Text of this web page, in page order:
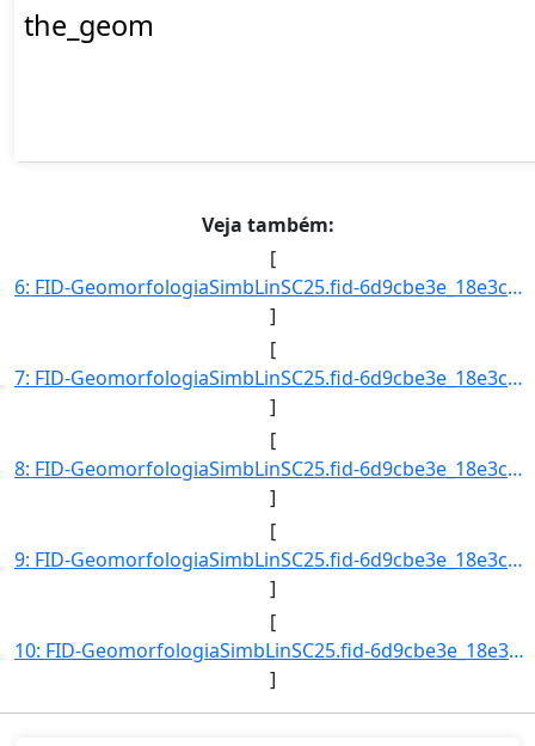
the_geom
Veja também:
[
6: FID-GeomorfologiaSimbLinSC25.fid-6d9cbe3e_18e3cb6078c_-6bea-Folha-SC25-Codigo_Grupo_Genese-4-Nome_Gr]
]
[
7: FID-GeomorfologiaSimbLinSC25.fid-6d9cbe3e_18e3cb6078c_-6be9-Folha-SC25-Codigo_Grupo_Genese-4-Nome_Gr]
]
[
8: FID-GeomorfologiaSimbLinSC25.fid-6d9cbe3e_18e3cb6078c_-6be8-Folha-SC25-Codigo_Grupo_Genese-4-Nome_Gr]
]
[
9: FID-GeomorfologiaSimbLinSC25.fid-6d9cbe3e_18e3cb6078c_-6be7-Folha-SC25-Codigo_Grupo_Genese-4-Nome_Gr]
]
[
10: FID-GeomorfologiaSimbLinSC25.fid-6d9cbe3e_18e3cb6078c_-6be6-Folha-SC25-Codigo_Grupo_Genese-4-Nome_Gr]
]